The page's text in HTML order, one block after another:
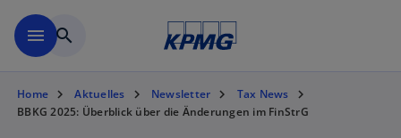
menu search
Home Aktuelles Newsletter
Tax News
BBKG 2025: Überblick über die Änderungen im FinStrG